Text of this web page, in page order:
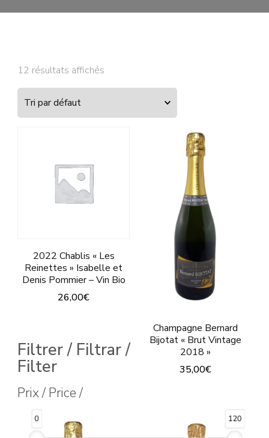
12 résultats affichés
2022 Chablis « Les
Reinettes » Isabelle et
Denis Pommier – Vin Bio
26,00€
a
variations.
options
Champagne Bernard
Bijotat « Brut Vintage
2018 »
35,00€
Filtrer / Filtrar /
Filter
Prix / Price /
0 120